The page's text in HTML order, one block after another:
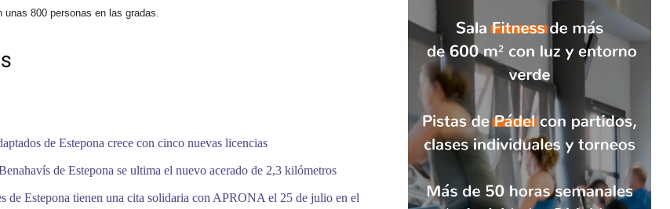
800 personas en las gradas.
de Estepona crece con cinco nuevas licencias
de Estepona se ultima el nuevo acerado de 2,3 kilómetros
de Estepona tienen una cita solidaria con APRONA el 25 de julio en el